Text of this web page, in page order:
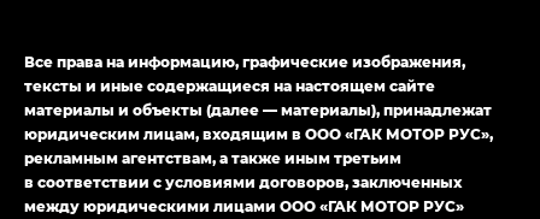
LOUNGE
Empow — Эмпау (Empow) в комплектации
Джи Эс — GS, Джи Эль с элементы экстерьера
в спортивном стиле — GL(S-Style)
Все права на информацию, графические изображения,
тексты и иные содержащиеся на настоящем сайте
материалы и объекты (далее — материалы), принадлежат
юридическим лицам, входящим в ООО «ГАК МОТОР РУС»,
рекламным агентствам, а также иным третьим
в соответствии с условиями договоров, заключенных
между юридическими лицами ООО «ГАК МОТОР РУС»